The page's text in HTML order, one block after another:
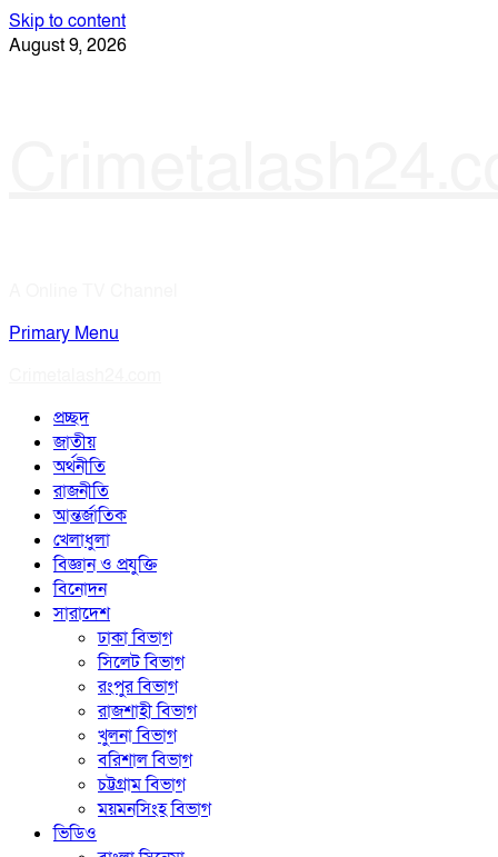
Skip to content
August 9, 2026
Primary Menu
প্রচ্ছদ
জাতীয়
অর্থনীতি
রাজনীতি
আন্তর্জাতিক
খেলাধুলা
বিজ্ঞান ও প্রযুক্তি
বিনোদন
সারাদেশ
ঢাকা বিভাগ
সিলেট বিভাগ
রংপুর বিভাগ
রাজশাহী বিভাগ
খুলনা বিভাগ
বরিশাল বিভাগ
চট্টগ্রাম বিভাগ
ময়মনসিংহ বিভাগ
ভিডিও